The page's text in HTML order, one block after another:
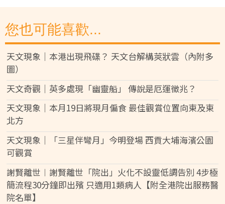
您也可能喜歡...
天文現象｜本港出現飛碟？ 天文台解構莢狀雲（內附多
圖）
天文奇觀｜英多處現「幽靈船」 傳說是厄運徵兆？
天文現象｜本月19日將現月偏食 最佳觀賞位置向東及東
北方
天文現象｜「三星伴彎月」今明登場 西貢大埔海濱公園
可觀賞
謝賢離世︱謝賢離世「院出」火化不設靈低調告別 4步極
簡流程30分鐘即出殯 只適用1類病人【附全港院出服務醫
院名單】